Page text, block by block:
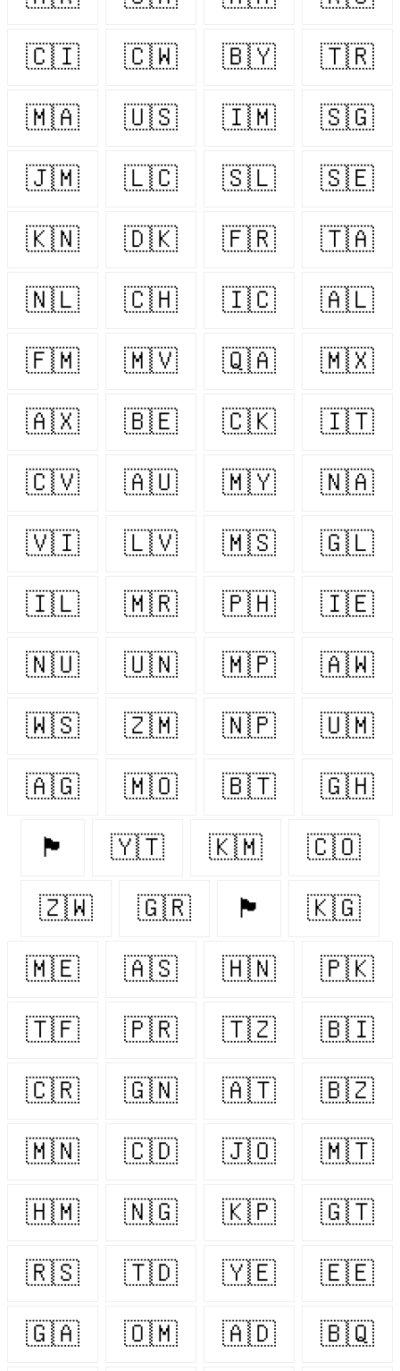
🇨🇮 🇨🇼 🇧🇾 🇹🇷
🇲🇦 🇺🇸 🇮🇲 🇸🇬
🇯🇲 🇱🇨 🇸🇱 🇸🇪
🇰🇳 🇩🇰 🇫🇷 🇹🇦
🇳🇱 🇨🇭 🇮🇨 🇦🇱
🇫🇲 🇲🇻 🇶🇦 🇲🇽
🇦🇽 🇧🇪 🇨🇰 🇮🇹
🇨🇻 🇦🇺 🇲🇾 🇳🇦
🇻🇮 🇱🇻 🇲🇸 🇬🇱
🇮🇱 🇲🇷 🇵🇭 🇮🇪
🇳🇺 🇺🇳 🇲🇵 🇦🇼
🇼🇸 🇿🇲 🇳🇵 🇺🇲
🇦🇬 🇲🇴 🇧🇹 🇬🇭
🏴󠁧󠁢󠁥󠁮󠁧󠁿 🇾🇹 🇰🇲 🇨🇴
🇿🇼 🇬🇷 🏴󠁧󠁢󠁳󠁣󠁴󠁿 🇰🇬
🇲🇪 🇦🇸 🇭🇳 🇵🇰
🇹🇫 🇵🇷 🇹🇿 🇧🇮
🇨🇷 🇬🇳 🇦🇹 🇧🇿
🇲🇳 🇨🇩 🇯🇴 🇲🇹
🇭🇲 🇳🇬 🇰🇵 🇬🇹
🇷🇸 🇹🇩 🇾🇪 🇪🇪
🇬🇦 🇴🇲 🇦🇩 🇧🇶